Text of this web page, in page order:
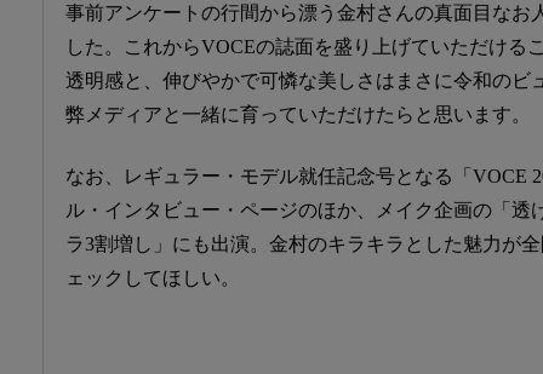
事前アンケートの行間から漂う金村さんの真面目なお
した。これからVOCEの誌面を盛り上げていただける
透明感と、伸びやかで可憐な美しさはまさに令和のビ
弊メディアと一緒に育っていただけたらと思います。
なお、レギュラー・モデル就任記念号となる「VOCE
ル・インタビュー・ページのほか、メイク企画の「透
ラ3割増し」にも出演。金村のキラキラとした魅力が
ェックしてほしい。